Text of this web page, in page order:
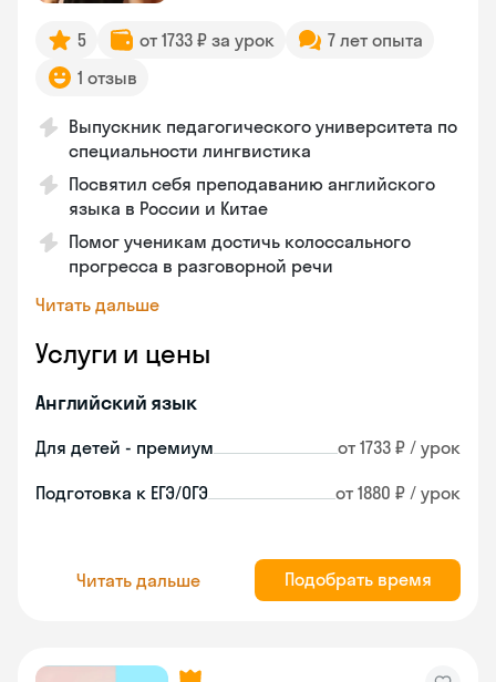
5 от 1733 ₽ за урок
7 лет опыта
1 отзыв
Выпускник педагогического университета по
специальности лингвистика
Посвятил себя преподаванию английского
языка в России и Китае
Помог ученикам достичь колоссального
прогресса в разговорной речи
Читать дальше
Услуги и цены
Английский язык
Для детей - премиум от 1733 ₽ / урок
Подготовка к ЕГЭ/ОГЭ от 1880 ₽ / урок
Читать дальше Подобрать время